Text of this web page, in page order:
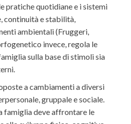
pratiche quotidiane e i sistemi
continuità e stabilità,
ambientali (Fruggeri,
invece, regola le
sulla base di stimoli sia
a cambiamenti a diversi
gruppale e sociale.
famiglia deve affrontare le